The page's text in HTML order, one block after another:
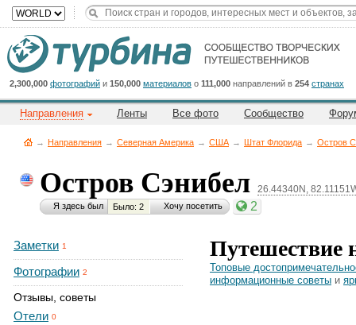
2,300,000 фотографий и 150,000 материалов о 111,000 направлений в 254 странах
Направления Ленты Все фото Сообщество
→ Направления → Северная Америка → CША → Штат Флорида → Остров
Остров Сэнибел 26.44340N,
Я здесь был Было: 2 Хочу посетить 2
Заметки 1
Фотографии 2
Отзывы, советы
Отели 0
Путешествие
Топовые
информационные советы и
Cейчас
на
сайте:
Title
Button